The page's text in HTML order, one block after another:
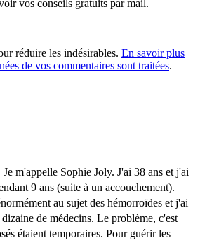
vos conseils gratuits par mail.
réduire les indésirables. En savoir plus
de vos commentaires sont traitées.
m'appelle Sophie Joly. J'ai 38 ans et j'ai
9 ans (suite à un accouchement).
au sujet des hémorroïdes et j'ai
de médecins. Le problème, c'est
étaient temporaires. Pour guérir les